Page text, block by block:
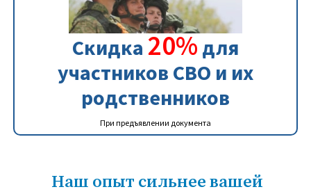
Скидка 20% для
участников СВО и их
родственников
При предъявлении документа
Наш опыт сильнее вашей